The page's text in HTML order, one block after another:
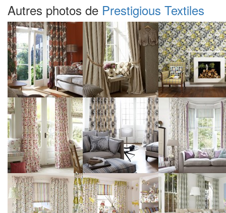
Autres photos de Prestigious Textiles